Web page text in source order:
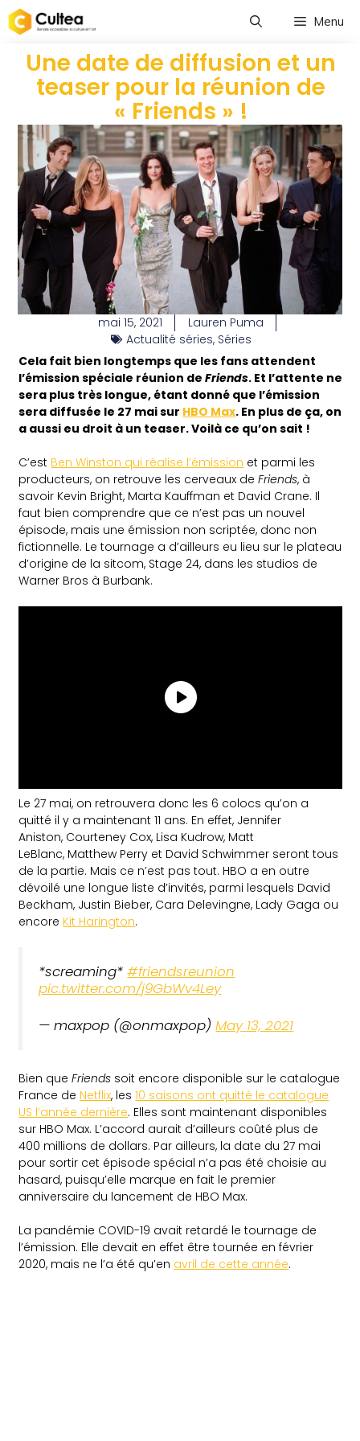
Menu
Une date de diffusion et un
teaser pour la réunion de
« Friends » !
mai 15, 2021
Lauren Puma
Actualité séries, Séries
Cela fait bien longtemps que les fans attendent
l’émission spéciale réunion deFriends. Et l’attente ne
sera plus très longue, étant donné que l’émission
sera diffusée le 27 mai sur HBO Max. En plus de ça, on
a aussi eu droit à un teaser. Voilà ce qu’on sait !
C’est Ben Winston qui réalise l’émission et parmi les
producteurs, on retrouve les cerveaux deFriends, à
savoir Kevin Bright, Marta Kauffman et David Crane. Il
faut bien comprendre que ce n’est pas un nouvel
épisode, mais une émission non scriptée, donc non
fictionnelle. Le tournage a d’ailleurs eu lieu sur le plateau
d’origine de la sitcom, Stage 24, dans les studios de
Warner Bros à Burbank.
Le 27 mai, on retrouvera donc les 6 colocs qu’on a
quitté il y a maintenant 11 ans. En effet, Jennifer
Aniston, Courteney Cox, Lisa Kudrow, Matt
LeBlanc, Matthew Perry et David Schwimmer seront tous
de la partie. Mais ce n’est pas tout. HBO a en outre
dévoilé une longue liste d’invités, parmi lesquels David
Beckham, Justin Bieber, Cara Delevingne, Lady Gaga ou
encore Kit Harington.
*screaming*#friendsreunion
pic.twitter.com/j9GbWv4Ley
— maxpop (@onmaxpop)May 13, 2021
Bien queFriends soit encore disponible sur le catalogue
France de Netflix, les10 saisons ont quitté le catalogue
US l’année dernière. Elles sont maintenant disponibles
sur HBO Max. L’accord aurait d’ailleurs coûté plus de
400 millions de dollars. Par ailleurs, la date du 27 mai
pour sortir cet épisode spécial n’a pas été choisie au
hasard, puisqu’elle marque en fait le premier
anniversaire du lancement de HBO Max.
La pandémie COVID-19 avait retardé le tournage de
l’émission. Elle devait en effet être tournée en février
2020, mais ne l’a été qu’en avril de cette année.